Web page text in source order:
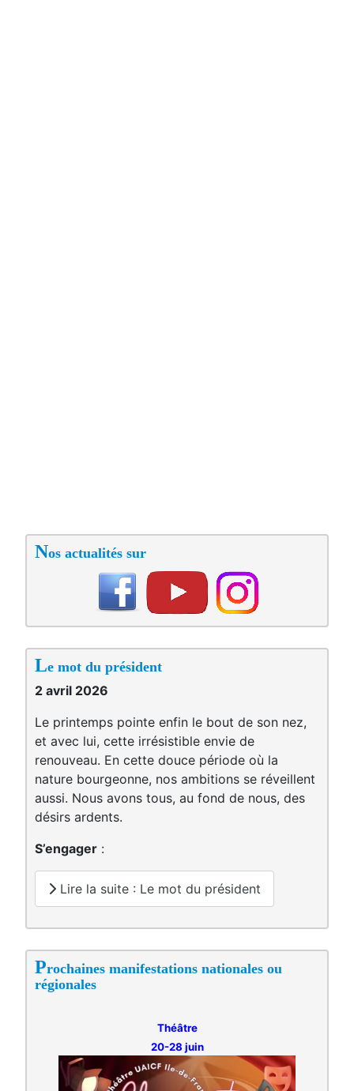
Nos actualités sur
Le mot du président
2 avril 2026
Le printemps pointe enfin le bout de son nez,
et avec lui, cette irrésistible envie de
renouveau. En cette douce période où la
nature bourgeonne, nos ambitions se réveillent
aussi. Nous avons tous, au fond de nous, des
désirs ardents.
S’engager :
Lire la suite : Le mot du président
Prochaines manifestations nationales ou
régionales
Théâtre
20-28 juin